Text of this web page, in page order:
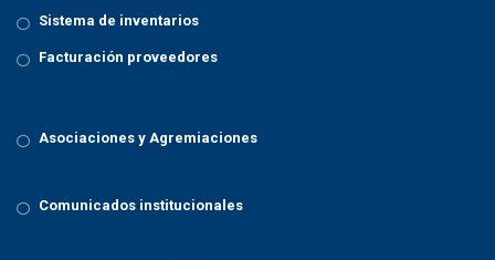
Sistema de inventarios
Facturación proveedores
Asociaciones y Agremiaciones
Comunicados institucionales